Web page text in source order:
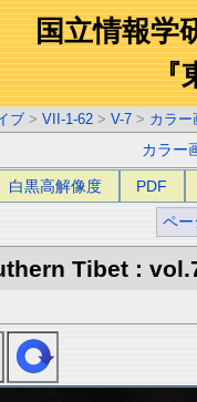
国立情報学
『
ブ > VII-1-62 > V-7 > カラー
カラー
白黒高解像度 PDF
ペー
Tibet :